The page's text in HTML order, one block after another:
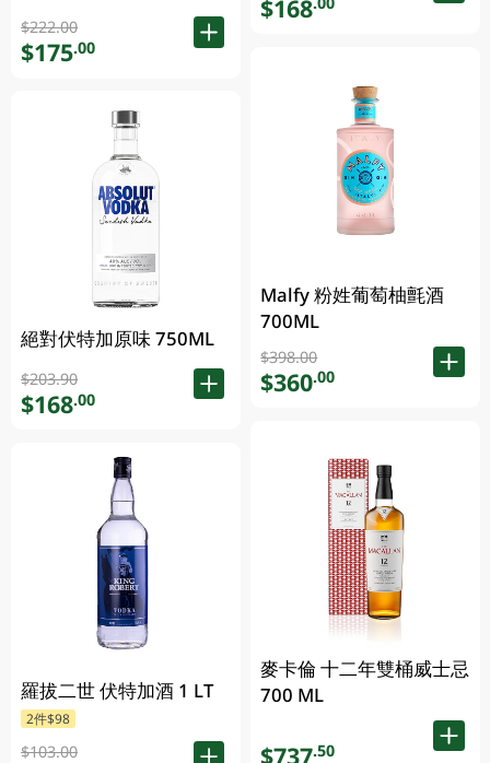
$222.00
$175.00
絕對伏特加原味 750ML
$203.90
$168.00
羅拔二世 伏特加酒 1 LT
2件$98
$103.00
$168
Malfy 粉姓葡萄柚氈酒
700ML
$398.00
$360.00
麥卡倫 十二年雙桶威士忌
700 ML
$737.50